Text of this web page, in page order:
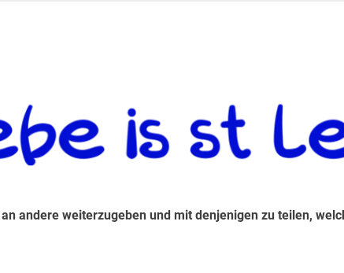
andere weiterzugeben und mit denjenigen zu teilen,